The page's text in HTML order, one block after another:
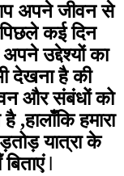
अपने जीवन से
कई दिन
उद्देश्यों का
देखना है की
और संबंधों को
,हालाँकि हमारा
यात्रा के
ǀ